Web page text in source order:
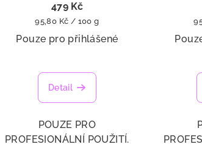
479 Kč
Měrná
cena:
95,80 Kč / 100 g
Pouze pro přihlášené
Detail
POUZE PRO
PROFESIONÁLNÍ POUŽITÍ.